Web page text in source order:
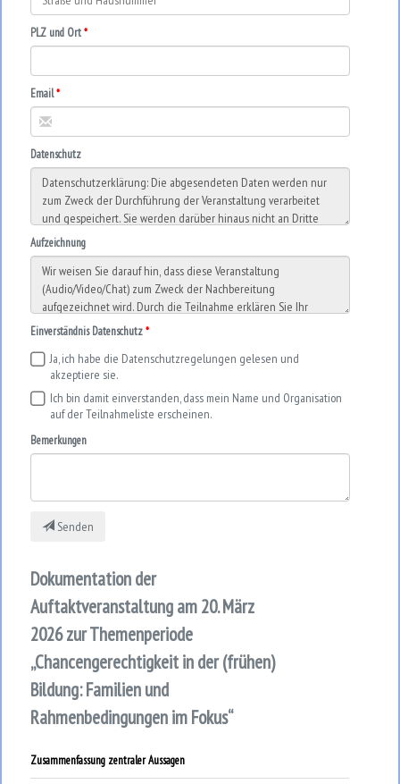
PLZ und Ort
Email
Datenschutz
Aufzeichnung
Einverständnis Datenschutz
Ja, ich habe die Datenschutzregelungen gelesen und
akzeptiere sie.
Ich bin damit einverstanden, dass mein Name und Organisation
auf der Teilnahmeliste erscheinen.
Bemerkungen
Senden
Dokumentation der
Auftaktveranstaltung am 20. März
2026 zur Themenperiode
„Chancengerechtigkeit in der (frühen)
Bildung: Familien und
Rahmenbedingungen im Fokus“
Zusammenfassung zentraler Aussagen